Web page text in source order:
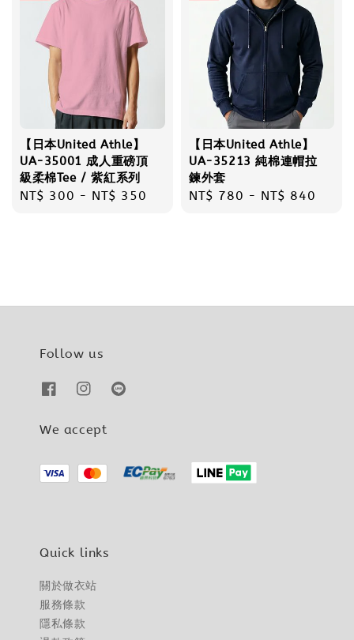
【日本United Athle】
UA-35001 成人重磅頂
級柔棉Tee / 紫紅系列
Regular
NT$ 300 - NT$ 350
【日本United Athle】
UA-35213 純棉連帽拉
鍊外套
Regular
NT$ 780 - NT$ 840
Follow us
We accept
Quick links
關於做衣站
服務條款
隱私條款